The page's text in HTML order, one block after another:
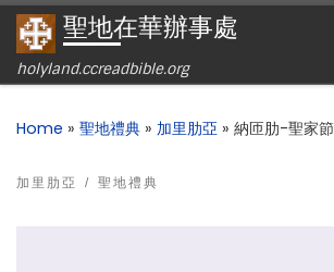
Skip to content
聖地在華辦事處
holyland.ccreadbible.org
Home » 聖地禮典 » 加里肋亞 » 納匝肋-聖家節
加里肋亞 聖地禮典